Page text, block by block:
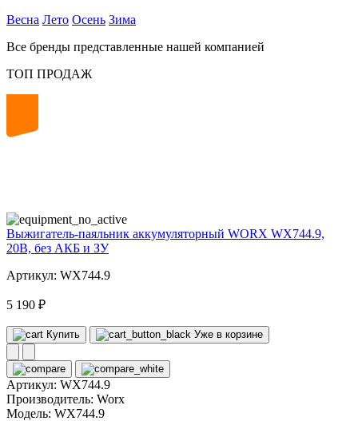
Весна Лето Осень Зима
Все бренды представленные нашей компанией
ТОП ПРОДАЖ
Выжигатель-паяльник аккумуляторный WORX WX744.9,
20В, без АКБ и ЗУ
Артикул: WX744.9
5 190 ₽
Купить Уже в корзине
Артикул: WX744.9
Производитель: Worx
Модель: WX744.9